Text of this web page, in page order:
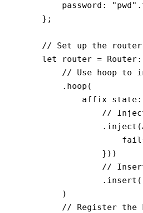
        password
: "pwd" .
    };
// Set up the
    let
router = Router
// Use hoop to
        .
hoop (
            affix_state
//
                .
inject
                }))
//
                .
insert (
        )
// Register the